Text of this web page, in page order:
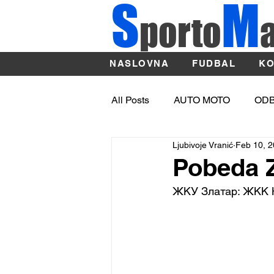
SportoM
NASLOVNA FUDBAL
All Posts AUTO MOTO
OSTALI SPORTOVI
BASKET
Pobeda
Ljubivoje Vranić Feb 10,
ЖКУ Златар: ЖКК